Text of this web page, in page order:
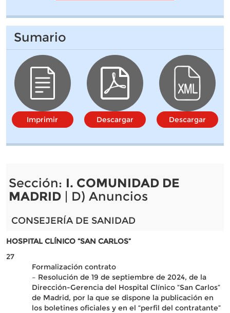
Sumario
Imprimir Descargar Descargar
Sección: I. COMUNIDAD DE
MADRID| D) Anuncios
CONSEJERÍA DE SANIDAD
HOSPITAL CLÍNICO “SAN CARLOS”
27
Formalización contrato
– Resolución de 19 de septiembre de 2024, de la
Dirección-Gerencia del Hospital Clínico “San Carlos”
de Madrid, por la que se dispone la publicación en
los boletines oficiales y en el “perfil del contratante”